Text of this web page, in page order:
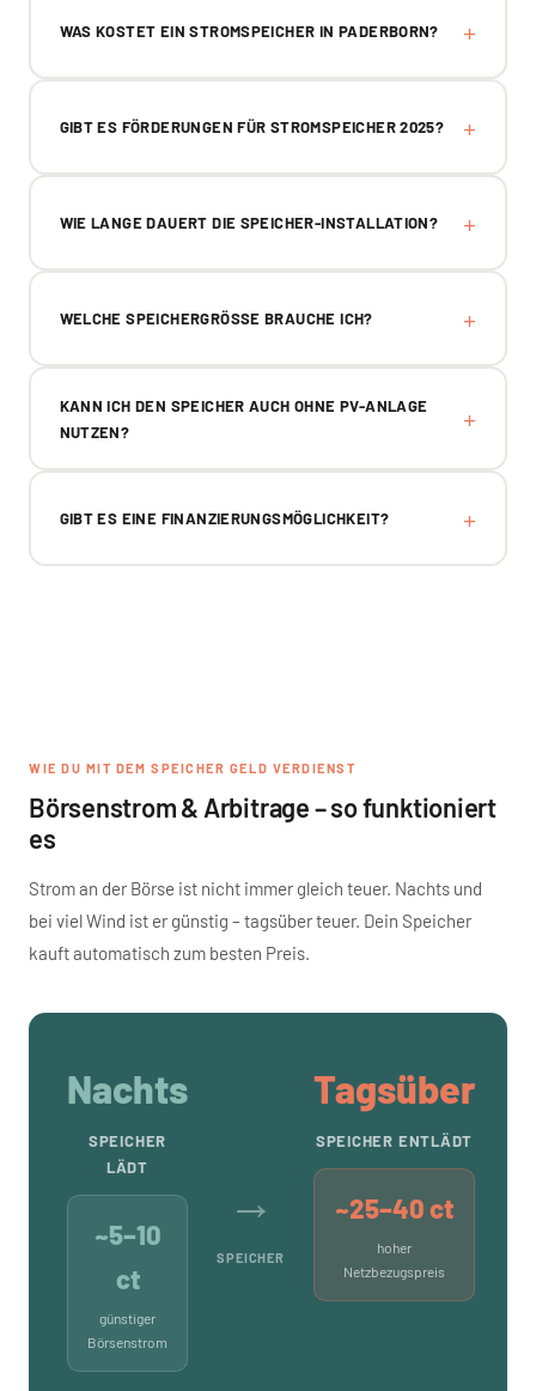
WAS KOSTET EIN STROMSPEICHER IN PADERBORN?
GIBT ES FÖRDERUNGEN FÜR STROMSPEICHER 2025?
WIE LANGE DAUERT DIE SPEICHER-INSTALLATION?
WELCHE SPEICHERGRÖSSE BRAUCHE ICH?
KANN ICH DEN SPEICHER AUCH OHNE PV-ANLAGE
NUTZEN?
GIBT ES EINE FINANZIERUNGSMÖGLICHKEIT?
WIE DU MIT DEM SPEICHER GELD VERDIENST
Börsenstrom & Arbitrage – so funktioniert
es
Strom an der Börse ist nicht immer gleich teuer. Nachts und
bei viel Wind ist er günstig – tagsüber teuer. Dein Speicher
kauft automatisch zum besten Preis.
Nachts
SPEICHER
LÄDT
~5–10
ct
günstiger
Börsenstrom
→
SPEICHER
Tagsüber
SPEICHER ENTLÄDT
~25–40 ct
hoher
Netzbezugspreis